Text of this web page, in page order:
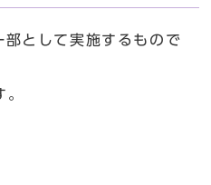
として実施するもので